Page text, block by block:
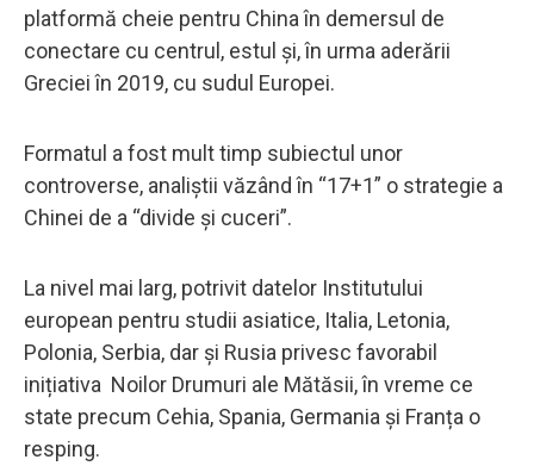
platformă cheie pentru China în demersul de
conectare cu centrul, estul și, în urma aderării
Greciei în 2019, cu sudul Europei.
Formatul a fost mult timp subiectul unor
controverse, analiștii văzând în “17+1” o strategie a
Chinei de a “divide și cuceri”.
La nivel mai larg, potrivit datelor Institutului
european pentru studii asiatice, Italia, Letonia,
Polonia, Serbia, dar și Rusia privesc favorabil
inițiativa Noilor Drumuri ale Mătăsii, în vreme ce
state precum Cehia, Spania, Germania și Franța o
resping.